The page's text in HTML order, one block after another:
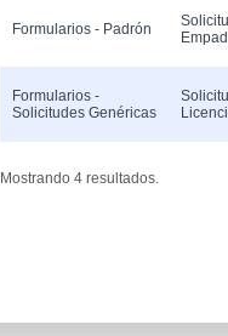
Formularios - Padrón
Formularios -
Solicitudes Genéricas
Mostrando 4 resultados.